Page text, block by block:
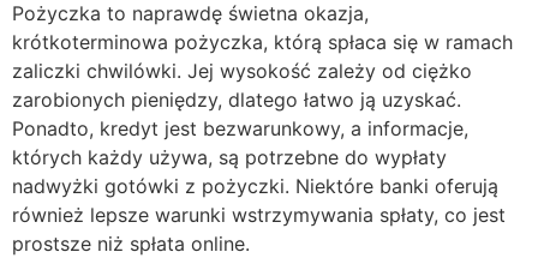
Pożyczka to naprawdę świetna okazja,
krótkoterminowa pożyczka, którą spłaca się w ramach
zaliczki chwilówki. Jej wysokość zależy od ciężko
zarobionych pieniędzy, dlatego łatwo ją uzyskać.
Ponadto, kredyt jest bezwarunkowy, a informacje,
których każdy używa, są potrzebne do wypłaty
nadwyżki gotówki z pożyczki. Niektóre banki oferują
również lepsze warunki wstrzymywania spłaty, co jest
prostsze niż spłata online.